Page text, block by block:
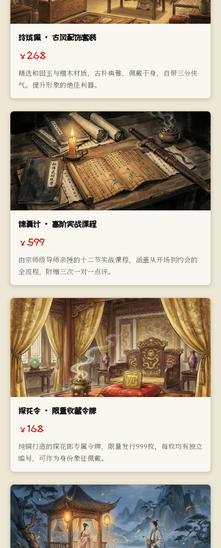
玲珑佩 · 古风配饰套装
￥268
精选和田玉与檀木材质，古朴典雅，佩戴于身，自带三分侠
气。提升形象的绝佳利器。
锦囊计 · 高阶实战课程
￥599
由宗师级导师亲授的十二节实战课程，涵盖从开场到约会的
全流程，附赠三次一对一点评。
探花令 · 限量收藏令牌
￥168
纯铜打造的探花郎专属令牌，限量发行999枚，每枚均有独立
编号，可作为身份象征佩戴。